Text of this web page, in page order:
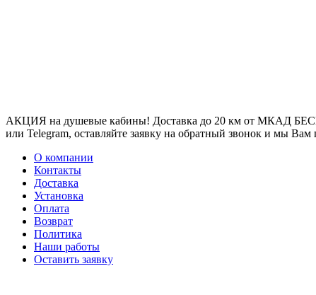
АКЦИЯ на душевые кабины! Доставка до 20 км от МКАД
или Telegram, оставляйте заявку на обратный звонок и мы Вам
О компании
Контакты
Доставка
Установка
Оплата
Возврат
Политика
Наши работы
Оставить заявку